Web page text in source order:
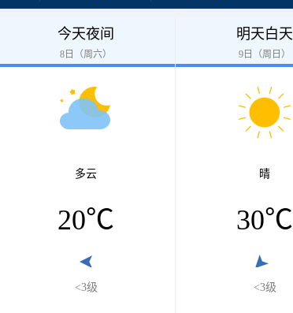
今天夜间
8日（周六）
多云
20℃
<3级
明天白天
9日（周日）
晴
30℃
<3级